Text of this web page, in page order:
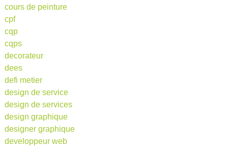
cours de peinture
cpf
cqp
cqps
decorateur
dees
defi metier
design de service
design de services
design graphique
designer graphique
developpeur web